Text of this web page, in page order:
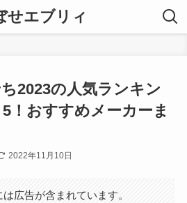
せエブリィ
2023の人気ランキン
！おすすめメーカーま
2022年11月10日
広告が含まれています。